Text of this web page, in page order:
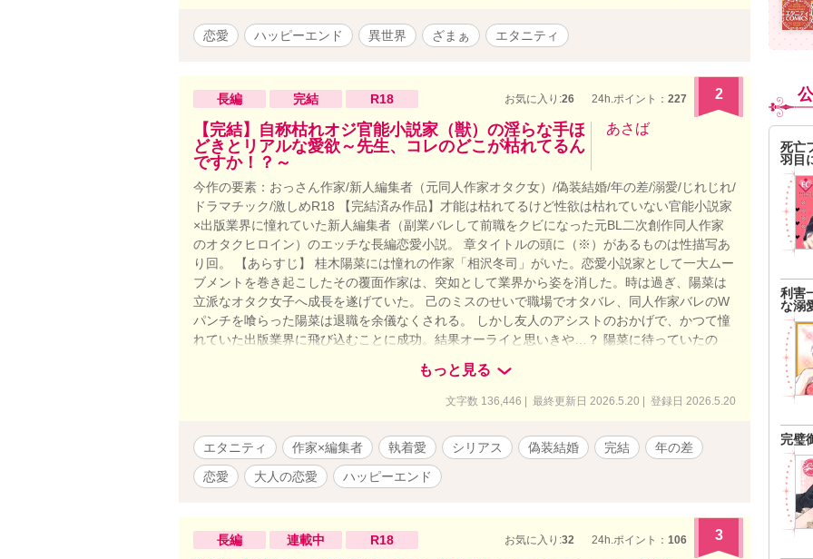
恋愛 ハッピーエンド 異世界 ざまぁ エタニティ
長編 完結 R18 お気に入り:26 24h.ポイント： 227 2
【完結】自称枯れオジ官能小説家（獣）の淫らな手ほ
どきとリアルな愛欲～先生、コレのどこが枯れてるん
ですか！？～
あさば
今作の要素：おっさん作家/新人編集者（元同人作家オタク女）/偽装結婚/年の差/溺愛/じれじれ/
ドラマチック/激しめR18 【完結済み作品】才能は枯れてるけど性欲は枯れていない官能小説家
×出版業界に憧れていた新人編集者（副業バレして前職をクビになった元BL二次創作同人作家
のオタクヒロイン）のエッチな長編恋愛小説。 章タイトルの頭に（※）があるものは性描写あ
り回。 【あらすじ】 桂木陽菜には憧れの作家「相沢冬司」がいた。恋愛小説家として一大ムー
ブメントを巻き起こしたその覆面作家は、突如として業界から姿を消した。時は過ぎ、陽菜は
立派なオタク女子へ成長を遂げていた。 己のミスのせいで職場でオタバレ、同人作家バレのW
パンチを喰らった陽菜は退職を余儀なくされる。 しかし友人のアシストのおかげで、かつて憧
れていた出版業界に飛び込むことに成功。結果オーライと思いきや…？ 陽菜に待っていたの
未知な洗礼だった。 しかも担当作家として紹介された「相楽あおい」という官能小説家は数日
前に出会ったデリカシーのない軽率なオトコで――！？ もうずっと作品を書いていない才能の
じられないものだった。 「……そうだな。あえて官能小説家らしく言うなら、無垢な蕾が花開
く過程ってやつを知りたい。それも、より詳細に。新作の参考にしたいんだよ。つまり俺とし
ては、これは同意の上であり、れっきとした仕事。ＷＩＮ-ＷＩＮの提案だと思うんだが……ど
うだい？ お嬢さんよ」 ≪作品のためってそれって…それってまさか、この男にすべてを捧げ
される日々のはじまりを意味していた。果たして、陽菜の運命は…！？ 【投稿経緯】 ・第17
回 らぶドロップス恋愛小説コンテスト様の予選通過作品→最終選考で落選。 自分が最初に書
もっと見る
文字数 136,446 | 最終更新日 2026.5.20 | 登録日 2026.5.20
エタニティ 作家×編集者 執着愛 シリアス 偽装結婚 完結
年の差
恋愛
大人の恋愛 ハッピーエンド
長編 連載中 R18 お気に入り:32 24h.ポイント： 106 3
死亡
羽目
利害
な溺
完璧